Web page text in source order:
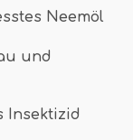
Neemöl
und
Insektizid